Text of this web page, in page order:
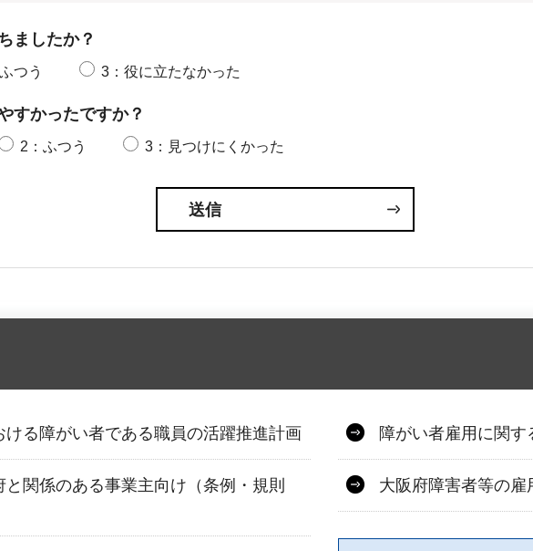
ましたか？
つう 3：役に立たなかった
すかったですか？
2：ふつう 3：見つけにくかった
ける障がい者である職員の活躍推進計画 障がい者雇用に関す
関係のある事業主向け（条例・規則
大阪府障害者等の雇